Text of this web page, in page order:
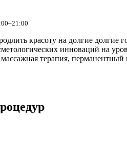
красоту на долгие
инноваций на
терапия,